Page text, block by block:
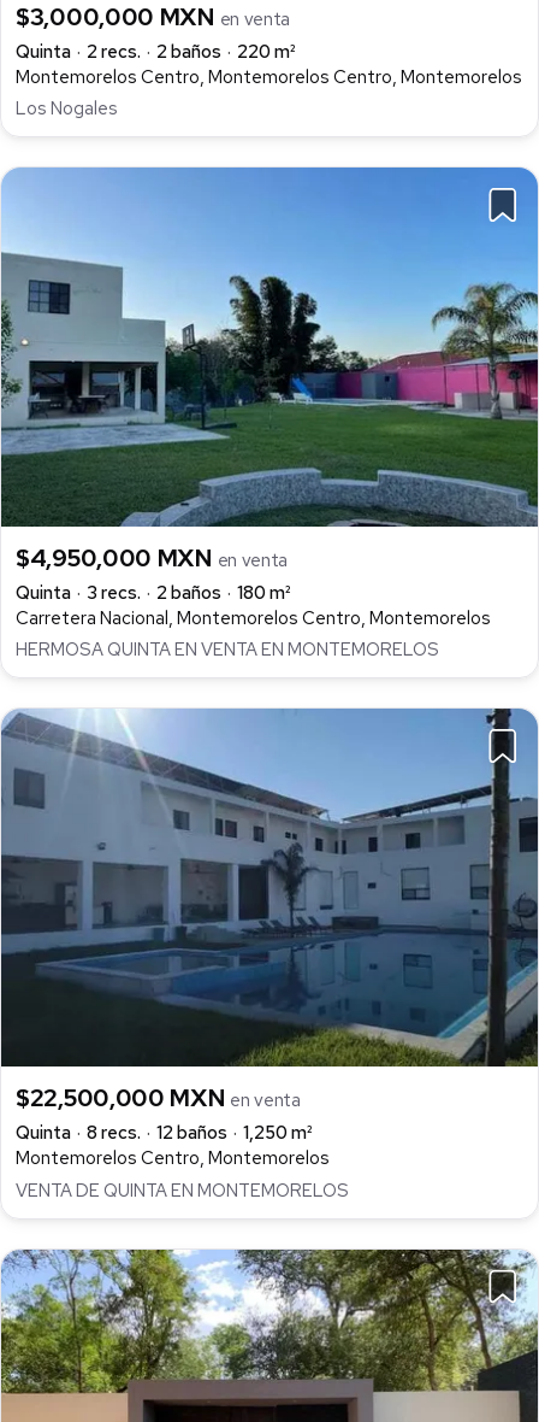
$3,000,000 MXN en venta
Quinta
2 recs. 2 baños
220 m²
Montemorelos Centro, Montemorelos Centro, Montemorelos
Los Nogales
$4,950,000 MXN en venta
Quinta
3 recs. 2 baños
180 m²
Carretera Nacional, Montemorelos Centro, Montemorelos
HERMOSA QUINTA EN VENTA EN MONTEMORELOS
$22,500,000 MXN en venta
Quinta
8 recs. 12 baños
1,250 m²
Montemorelos Centro, Montemorelos
VENTA DE QUINTA EN MONTEMORELOS